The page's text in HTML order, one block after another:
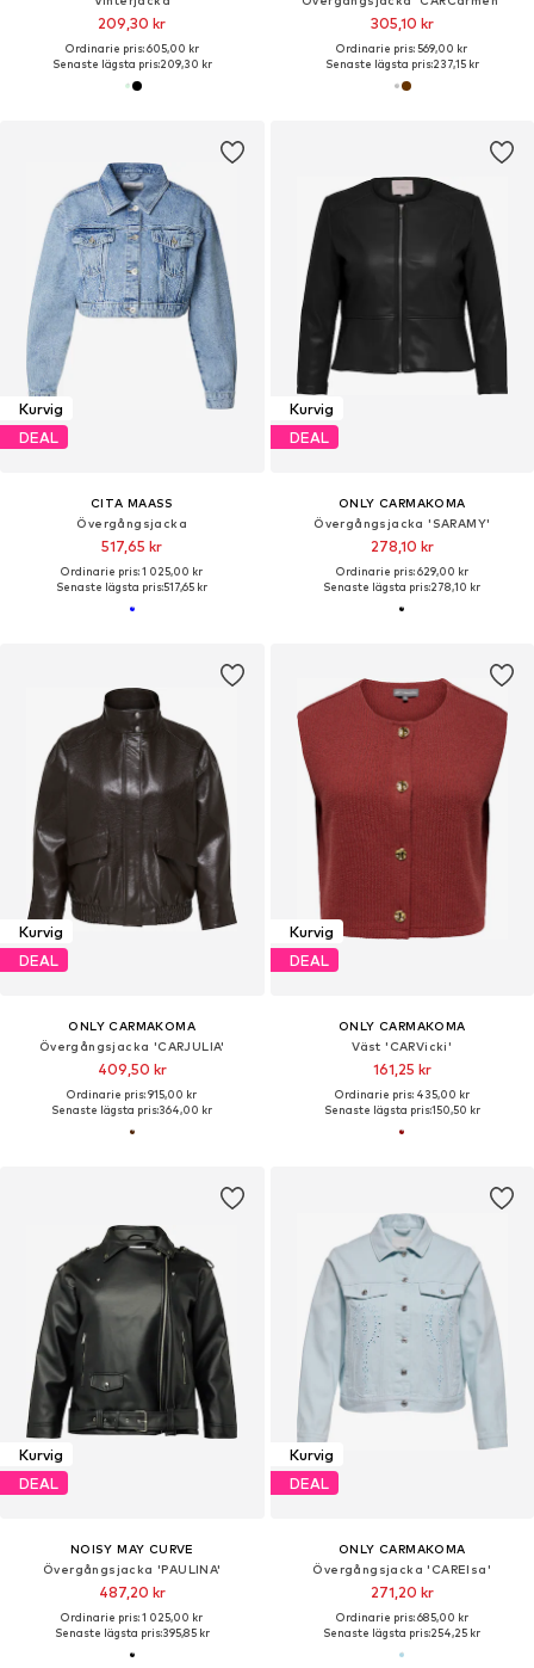
209,30 kr
Ordinarie pris: 605,00 kr
Senaste lägsta pris:209,30 kr
305,10 kr
Ordinarie pris: 569,00 kr
Senaste lägsta pris:237,15 kr
Kurvig
DEAL
CITA MAASS
Övergångsjacka
517,65 kr
Ordinarie pris: 1 025,00 kr
Senaste lägsta pris:517,65 kr
Kurvig
DEAL
ONLY CARMAKOMA
Övergångsjacka 'SARAMY'
278,10 kr
Ordinarie pris: 629,00 kr
Senaste lägsta pris:278,10 kr
Kurvig
DEAL
ONLY CARMAKOMA
Övergångsjacka 'CARJULIA'
409,50 kr
Ordinarie pris: 915,00 kr
Senaste lägsta pris:364,00 kr
Kurvig
DEAL
ONLY CARMAKOMA
Väst 'CARVicki'
161,25 kr
Ordinarie pris: 435,00 kr
Senaste lägsta pris:150,50 kr
Kurvig
DEAL
NOISY MAY CURVE
Övergångsjacka 'PAULINA'
487,20 kr
Ordinarie pris: 1 025,00 kr
Senaste lägsta pris:395,85 kr
Kurvig
DEAL
ONLY CARMAKOMA
Övergångsjacka 'CARElsa'
271,20 kr
Ordinarie pris: 685,00 kr
Senaste lägsta pris:254,25 kr